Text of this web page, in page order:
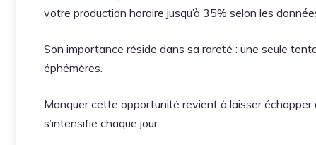
votre production horaire jusqu’à 35% selon les
Son importance réside dans sa rareté : une seule
éphémères.
Manquer cette opportunité revient à laisser échapper
s’intensifie chaque jour.